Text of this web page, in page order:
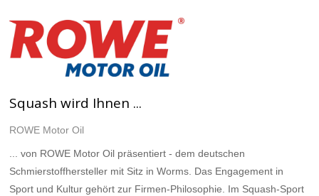
Squash wird Ihnen ...
ROWE Motor Oil
... von ROWE Motor Oil präsentiert - dem deutschen
Schmierstoffhersteller mit Sitz in Worms. Das Engagement in
Sport und Kultur gehört zur Firmen-Philosophie. Im Squash-Sport